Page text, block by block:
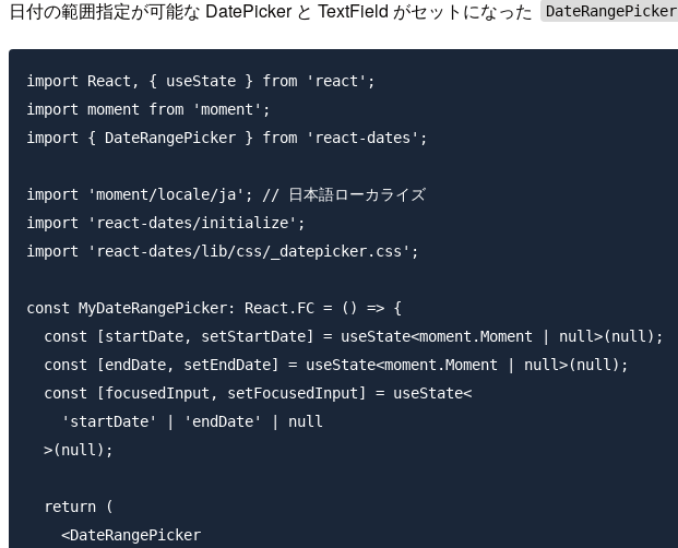
日付の範囲指定が可能な DatePicker と TextField がセットになった DateRangePicker
import React, { useState } from 'react';
import moment from 'moment';
import { DateRangePicker } from 'react-dates';
import 'moment/locale/ja'; // 日本語ローカライズ
import 'react-dates/initialize';
import 'react-dates/lib/css/_datepicker.css';
const MyDateRangePicker: React.FC = () => {
  const [startDate, setStartDate] = useState<moment.Moment | null>(null);
  const [endDate, setEndDate] = useState<moment.Moment | null>(null);
  const [focusedInput, setFocusedInput] = useState<
    'startDate' | 'endDate' | null
  >(null);
  return (
    <DateRangePicker